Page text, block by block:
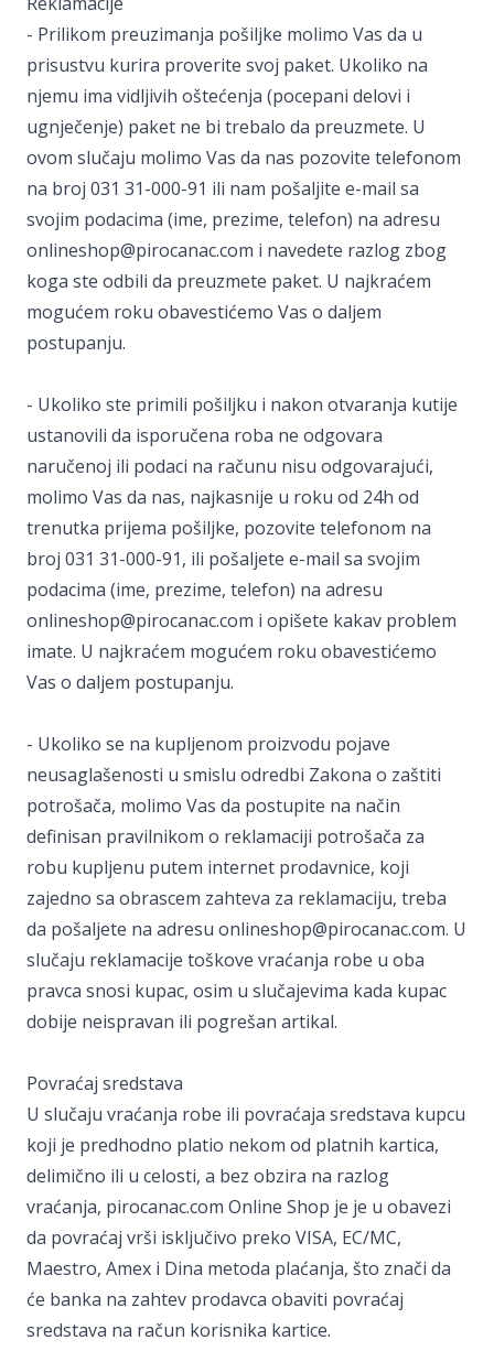
- Prilikom preuzimanja pošiljke molimo Vas da u
prisustvu kurira proverite svoj paket. Ukoliko na
njemu ima vidljivih oštećenja (pocepani delovi i
ugnječenje) paket ne bi trebalo da preuzmete. U
ovom slučaju molimo Vas da nas pozovite telefonom
na broj 031 31-000-91 ili nam pošaljite e-mail sa
svojim podacima (ime, prezime, telefon) na adresu
onlineshop@pirocanac.com i navedete razlog zbog
koga ste odbili da preuzmete paket. U najkraćem
mogućem roku obavestićemo Vas o daljem
postupanju.
- Ukoliko ste primili pošiljku i nakon otvaranja kutije
ustanovili da isporučena roba ne odgovara
naručenoj ili podaci na računu nisu odgovarajući,
molimo Vas da nas, najkasnije u roku od 24h od
trenutka prijema pošiljke, pozovite telefonom na
broj 031 31-000-91, ili pošaljete e-mail sa svojim
podacima (ime, prezime, telefon) na adresu
onlineshop@pirocanac.com i opišete kakav problem
imate. U najkraćem mogućem roku obavestićemo
Vas o daljem postupanju.
- Ukoliko se na kupljenom proizvodu pojave
neusaglašenosti u smislu odredbi Zakona o zaštiti
potrošača, molimo Vas da postupite na način
definisan pravilnikom o reklamaciji potrošača za
robu kupljenu putem internet prodavnice, koji
zajedno sa obrascem zahteva za reklamaciju, treba
da pošaljete na adresu onlineshop@pirocanac.com. U
slučaju reklamacije toškove vraćanja robe u oba
pravca snosi kupac, osim u slučajevima kada kupac
dobije neispravan ili pogrešan artikal.
Povraćaj sredstava
U slučaju vraćanja robe ili povraćaja sredstava kupcu
koji je predhodno platio nekom od platnih kartica,
delimično ili u celosti, a bez obzira na razlog
vraćanja, pirocanac.com Online Shop je je u obavezi
da povraćaj vrši isključivo preko VISA, EC/MC,
Maestro, Amex i Dina metoda plaćanja, što znači da
će banka na zahtev prodavca obaviti povraćaj
sredstava na račun korisnika kartice.